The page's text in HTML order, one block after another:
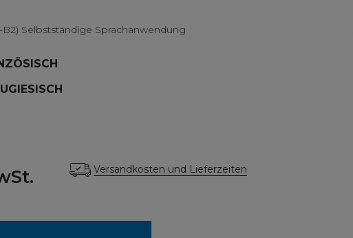
B2) Selbstständige Sprachanwendung
Versandkosten und Lieferzeiten